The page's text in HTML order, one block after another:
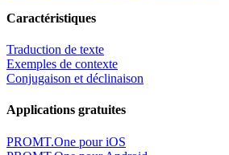
Caractéristiques
Traduction de texte
Exemples de contexte
Conjugaison et déclinaison
Applications gratuites
PROMT.One pour iOS